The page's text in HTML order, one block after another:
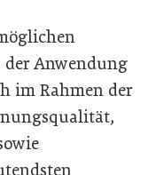
der Anwendung
im Rahmen der